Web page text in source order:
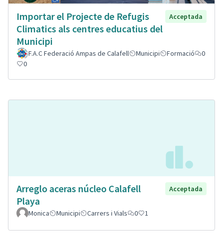
Importar el Projecte de Refugis
Climatics als centres educatius del
Municipi
Acceptada
F.A.C Federació Ampas de Calafell Municipi Formació
0
0
Arreglo aceras núcleo Calafell
Playa
Acceptada
Monica Municipi Carrers i Vials 0 1